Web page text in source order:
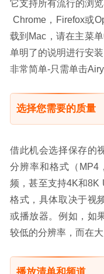
它支持所有流行的浏
载到Mac，请在主菜
单明了的说明进行安
非常简单-只需单击Airy
选择您需要的质量
借此机会选择保存的
分辨率和格式（MP4
频，甚至支持4K和8K
格式，具体取决于视
或播放器。例如，如
较低的分辨率，而在